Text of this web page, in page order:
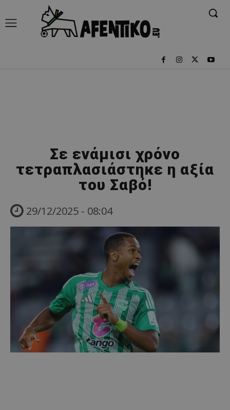
Σε ενάμισι χρόνο
τετραπλασιάστηκε η αξία
του Σαβό!
29/12/2025 - 08:04